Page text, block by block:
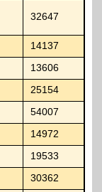
32647
14137
13606
25154
54007
14972
19533
30362